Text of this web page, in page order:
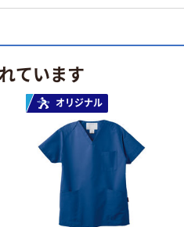
ています
オリジナル